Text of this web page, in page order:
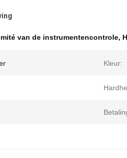
van de instrumentencontrole,
Kleur: